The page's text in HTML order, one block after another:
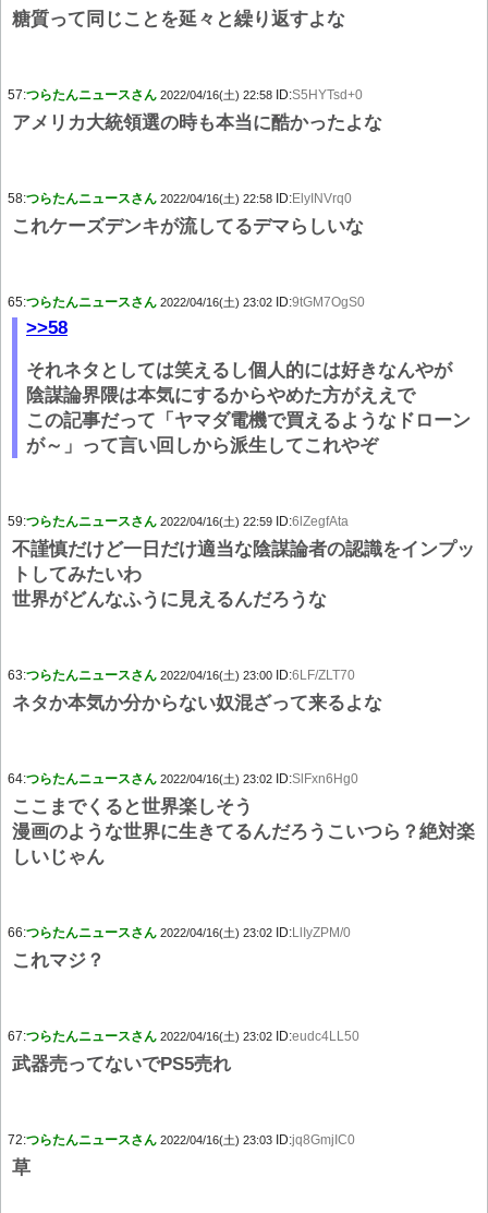
糖質って同じことを延々と繰り返すよな
57:つらたんニュースさん 2022/04/16(土) 22:58 ID:S5HYTsd+0
アメリカ大統領選の時も本当に酷かったよな
58:つらたんニュースさん 2022/04/16(土) 22:58 ID:ElyINVrq0
これケーズデンキが流してるデマらしいな
65:つらたんニュースさん 2022/04/16(土) 23:02 ID:9tGM7OgS0
>>58
それネタとしては笑えるし個人的には好きなんやが
陰謀論界隈は本気にするからやめた方がええで
この記事だって「ヤマダ電機で買えるようなドローン
が～」って言い回しから派生してこれやぞ
59:つらたんニュースさん 2022/04/16(土) 22:59 ID:6lZegfAta
不謹慎だけど一日だけ適当な陰謀論者の認識をインプッ
トしてみたいわ
世界がどんなふうに見えるんだろうな
63:つらたんニュースさん 2022/04/16(土) 23:00 ID:6LF/ZLT70
ネタか本気か分からない奴混ざって来るよな
64:つらたんニュースさん 2022/04/16(土) 23:02 ID:SlFxn6Hg0
ここまでくると世界楽しそう
漫画のような世界に生きてるんだろうこいつら？絶対楽
しいじゃん
66:つらたんニュースさん 2022/04/16(土) 23:02 ID:LlIyZPM/0
これマジ？
67:つらたんニュースさん 2022/04/16(土) 23:02 ID:eudc4LL50
武器売ってないでPS5売れ
72:つらたんニュースさん 2022/04/16(土) 23:03 ID:jq8GmjIC0
草